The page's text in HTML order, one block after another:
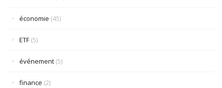
économie (45)
ETF (5)
événement (5)
finance (2)